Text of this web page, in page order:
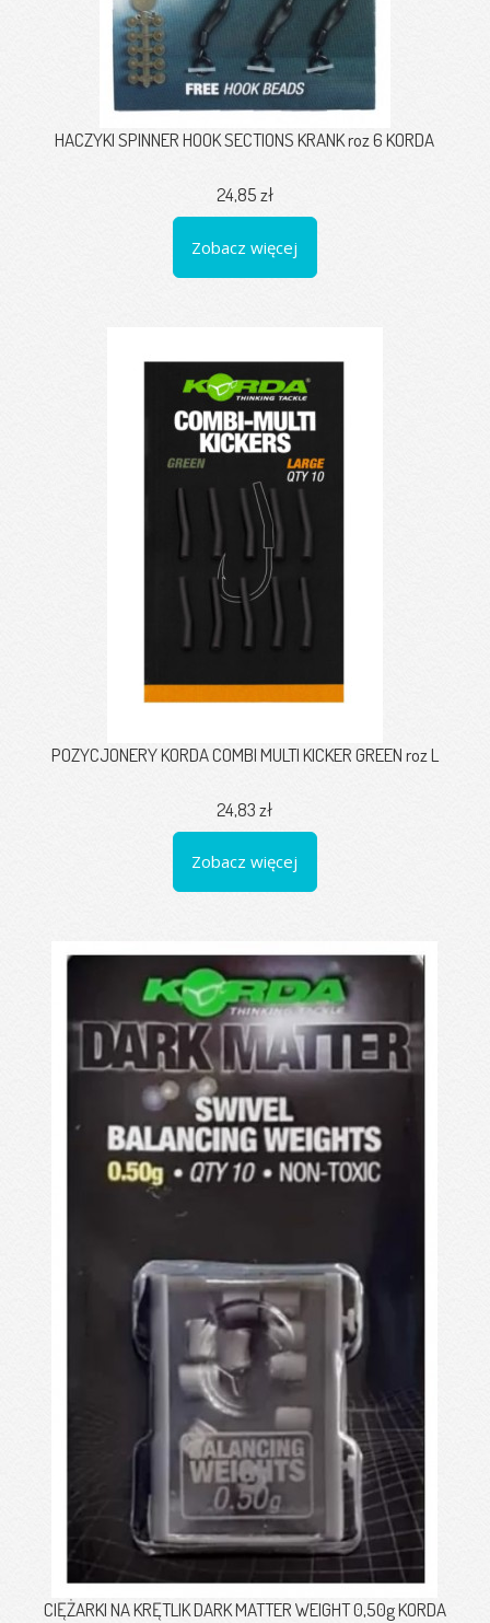
HACZYKI SPINNER HOOK SECTIONS KRANK roz 6 KORDA
24,85 zł
Zobacz więcej
POZYCJONERY KORDA COMBI MULTI KICKER GREEN roz L
24,83 zł
Zobacz więcej
CIĘŻARKI NA KRĘTLIK DARK MATTER WEIGHT 0,50g KORDA